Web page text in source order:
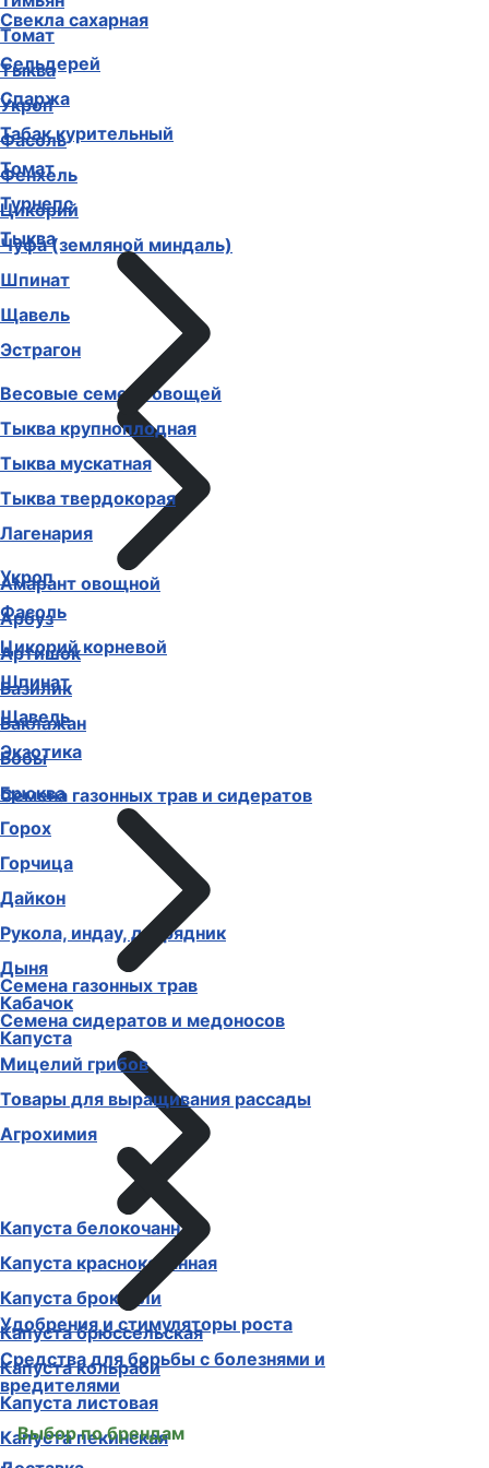
Томат
Тыква
Укроп
Фасоль
Фенхель
Цикорий
Чуфа (земляной миндаль)
Шпинат
Щавель
Эстрагон
Весовые семена овощей
Амарант овощной
Арбуз
Артишок
Базилик
Баклажан
Бобы
Брюква
Горох
Горчица
Дайкон
Рукола, индау, двурядник
Дыня
Кабачок
Капуста
Капуста белокочанная
Капуста краснокочанная
Капуста брокколи
Капуста брюссельская
Капуста кольраби
Капуста листовая
Капуста пекинская
Свекла сахарная
Сельдерей
Спаржа
Табак курительный
Томат
Турнепс
Тыква
Тыква крупноплодная
Тыква мускатная
Тыква твердокорая
Лагенария
Укроп
Фасоль
Цикорий корневой
Шпинат
Щавель
Экзотика
Семена газонных трав и сидератов
Семена газонных трав
Семена сидератов и медоносов
Мицелий грибов
Товары для выращивания рассады
Агрохимия
Удобрения и стимуляторы роста
Средства для борьбы с болезнями и
вредителями
Выбор по брендам